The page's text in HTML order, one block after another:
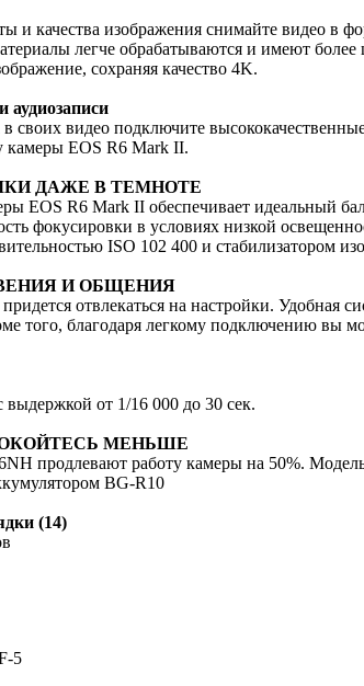
и качества изображения снимайте видео в
легче обрабатываются и имеют
сохраняя качество 4K.
аудиозаписи
в своих видео подключите
EOS R6 Mark II.
ДАЖЕ В ТЕМНОТЕ
EOS R6 Mark II обеспечивает идеальный
фокусировки в условиях низкой
ISO 102 400 и стабилизатором
И ОБЩЕНИЯ
отвлекаться на настройки. Удобная
того, благодаря легкому подключению вы
от 1/16 000 до 30 сек.
МЕНЬШЕ
продлевают работу камеры на 50%.
BG-R10
(14)
5